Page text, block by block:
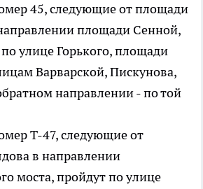
45, следующие от площади
площади Сенной,
улице Горького, площади
Варварской, Пискунова,
направлении - по той
Т-47, следующие от
в направлении
моста, пройдут по улице